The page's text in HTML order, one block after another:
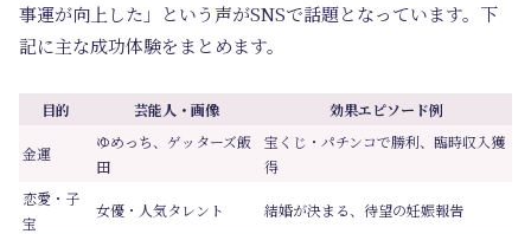
事運が向上した」という声がSNSで話題となっています。下
記に主な成功体験をまとめます。
目的 芸能人・画像 効果エピソード例
金運
ゆめっち、ゲッターズ飯
田
宝くじ・パチンコで勝利、臨時収入獲
得
恋愛・子
宝
女優・人気タレント 結婚が決まる、待望の妊娠報告